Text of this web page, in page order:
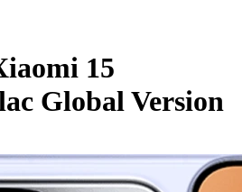
15
Global Version